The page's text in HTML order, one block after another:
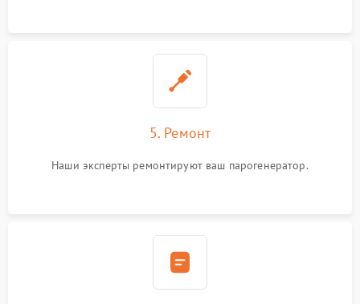
5. Ремонт
Наши эксперты ремонтируют ваш парогенератор.